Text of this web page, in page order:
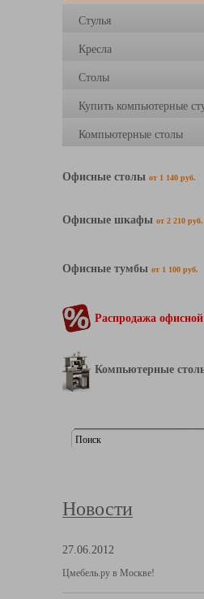
Стулья
Кресла
Столы
Купить компьютерные
Компьютерные столы
Офисные столы от 1 140 руб.
Офисные шкафы от 2 210 руб.
Офисные тумбы от 1 100 руб.
Распродажа
Компьютерные
Новости
27.06.2012
Цмебель.ру в Москве!